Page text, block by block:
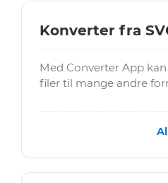
Konverter fra
Med Converter App
filer til mange andre